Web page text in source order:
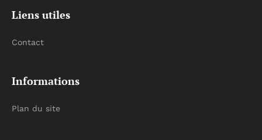
Liens utiles
Contact
Informations
Plan du site